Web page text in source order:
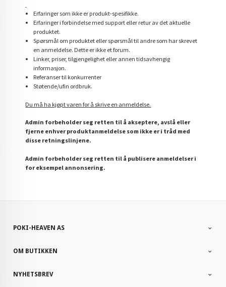
Erfaringer som ikke er produkt-spesifikke.
Erfaringer i forbindelse med support eller retur av det aktuelle
produktet.
Spørsmål om produktet eller spørsmål til andre som har skrevet
en anmeldelse. Dette er ikke et forum.
Linker, priser, tilgjengelighet eller annen tidsavhengig
informasjon.
Referanser til konkurrenter
Støtende/ufin ordbruk.
Du må ha kjøpt varen for å skrive en anmeldelse.
Admin forbeholder seg retten til å akseptere, avslå eller
fjerne enhver produktanmeldelse som ikke er i tråd med
disse retningslinjene.
Admin forbeholder seg retten til å publisere anmeldelser i
for eksempel annonsering.
POKI-HEAVEN AS
OM BUTIKKEN
NYHETSBREV